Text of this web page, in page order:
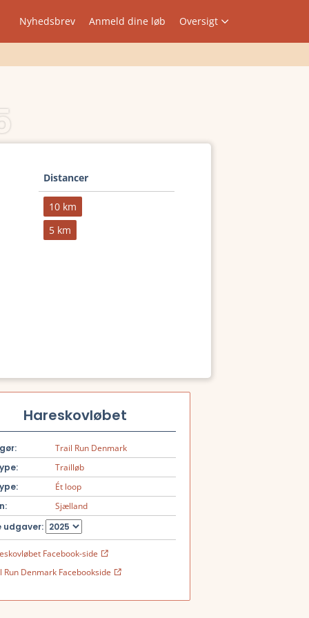
Nyhedsbrev Anmeld dine løb Oversigt
Distancer
10 km
5 km
Hareskovløbet
Trail Run Denmark
Trailløb
Ét loop
Sjælland
udgaver:
Facebook-side
Run Denmark Facebookside